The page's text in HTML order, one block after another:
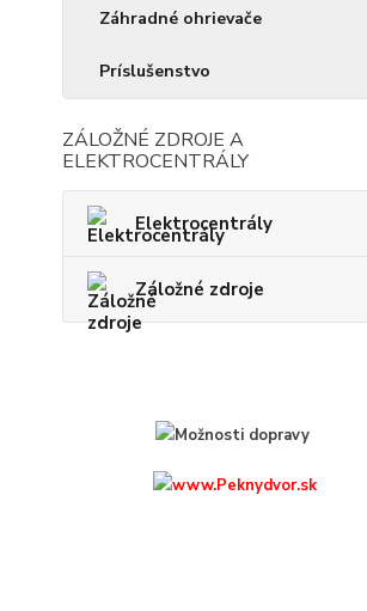
Záhradné ohrievače
Príslušenstvo
ZÁLOŽNÉ ZDROJE A
ELEKTROCENTRÁLY
Elektrocentrály
Záložné zdroje